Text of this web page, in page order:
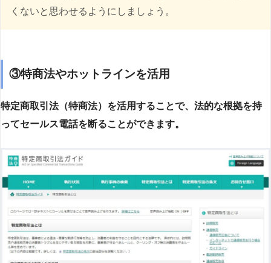
くないと思わせるようにしましょう。
③特商法やホットラインを活用
特定商取引法（特商法）を活用することで、法的な根拠を持
ってセールス電話を断ることができます。